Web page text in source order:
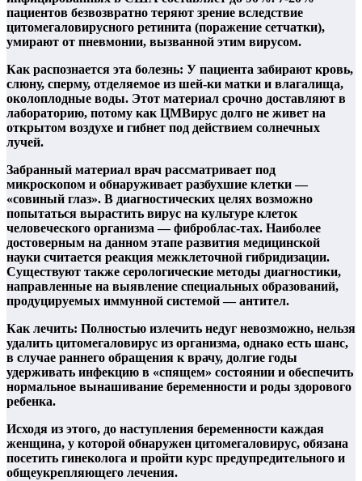
пациентов безвозвратно теряют зрение вследствие
цитомегаловирусного ретинита (поражение сетчатки),
умирают от пневмонии, вызванной этим вирусом.
Как распознается эта болезнь: У пациента забирают кровь,
слюну, сперму, отделяемое из шей-ки матки и влагалища,
околоплодные воды. Этот материал срочно доставляют в
лабораторию, потому как ЦМВирус долго не живет на
открытом воздухе и гибнет под действием солнечных
лучей.
Забранный материал врач рассматривает под
микроскопом и обнаруживает разбухшие клетки —
«совиный глаз». В диагностических целях возможно
попытаться вырастить вирус на культуре клеток
человеческого организма — фиброблас-тах. Наиболее
достоверным на данном этапе развития медицинской
науки считается реакция межклеточной гибридизации.
Существуют также серологические методы диагностики,
направленные на выявление специальных образований,
продуцируемых иммунной системой — антител.
Как лечить: Полностью излечить недуг невозможно, нельзя
удалить цитомегаловирус из организма, однако есть шанс,
в случае раннего обращения к врачу, долгие годы
удерживать инфекцию в «спящем» состоянии и обеспечить
нормальное вынашивание беременности и роды здорового
ребенка.
Исходя из этого, до наступления беременности каждая
женщина, у которой обнаружен цитомегаловирус, обязана
посетить гинеколога и пройти курс предупредительного и
общеукрепляющего лечения.